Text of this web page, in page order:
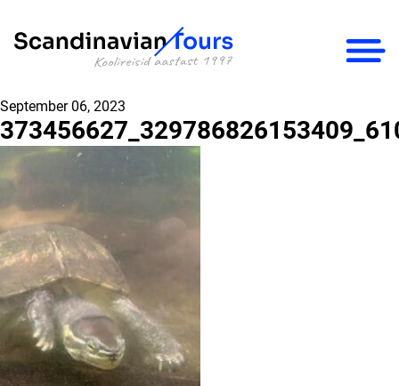
×
September 06, 2023